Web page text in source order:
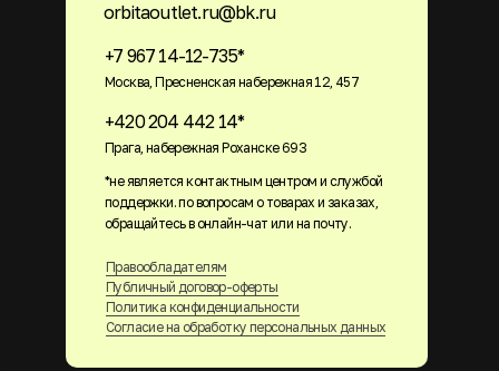
+7 967 14-12-735*
Москва, Пресненская набережная 12, 457
+420 204 442 14*
Прага, набережная Роханске 693
orbitaoutlet.ru@bk.ru
Правообладателям
Публичный договор-оферты
Политика конфиденциальности
Согласие на обработку персональных данных
*не является контактным центром и службой
поддержки. по вопросам о товарах и заказах,
обращайтесь в онлайн-чат или на почту.